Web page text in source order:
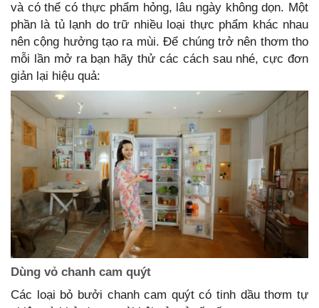
và có thể có thực phẩm hỏng, lâu ngày không dọn. Một
phần là tủ lạnh do trữ nhiều loại thực phẩm khác nhau
nên cộng hưởng tạo ra mùi. Để chúng trở nên thơm tho
mỗi lần mở ra bạn hãy thử các cách sau nhé, cực đơn
giản lại hiệu quả:
Dùng vỏ chanh cam quýt
Các loại bỏ bưởi chanh cam quýt có tinh dầu thơm tự